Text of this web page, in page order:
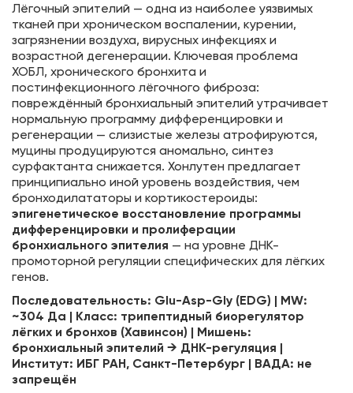
Лёгочный эпителий — одна из наиболее уязвимых
тканей при хроническом воспалении, курении,
загрязнении воздуха, вирусных инфекциях и
возрастной дегенерации. Ключевая проблема
ХОБЛ, хронического бронхита и
постинфекционного лёгочного фиброза:
повреждённый бронхиальный эпителий утрачивает
нормальную программу дифференцировки и
регенерации — слизистые железы атрофируются,
муцины продуцируются аномально, синтез
сурфактанта снижается. Хонлутен предлагает
принципиально иной уровень воздействия, чем
бронходилататоры и кортикостероиды:
эпигенетическое восстановление программы
дифференцировки и пролиферации
бронхиального эпителия — на уровне ДНК-
промоторной регуляции специфических для лёгких
генов.
Последовательность: Glu-Asp-Gly (EDG) | MW:
~304 Да | Класс: трипептидный биорегулятор
лёгких и бронхов (Хавинсон) | Мишень:
бронхиальный эпителий → ДНК-регуляция |
Институт: ИБГ РАН, Санкт-Петербург | ВАДА: не
запрещён